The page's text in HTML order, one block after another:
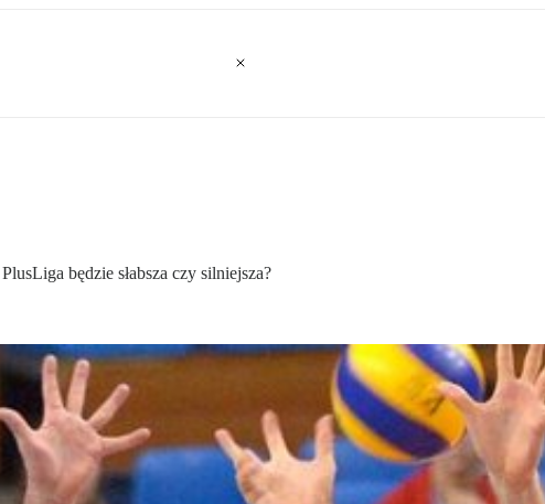
będzie słabsza czy silniejsza?